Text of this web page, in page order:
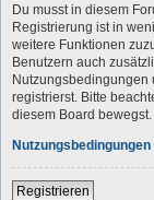
Du musst in diesem
Registrierung ist in
weitere Funktionen
Benutzern auch
Nutzungsbedingungen
registrierst. Bitte
diesem Board bewegst.
Nutzungsbedingungen
Registrieren